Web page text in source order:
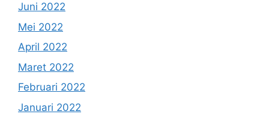
Juni 2022
Mei 2022
April 2022
Maret 2022
Februari 2022
Januari 2022